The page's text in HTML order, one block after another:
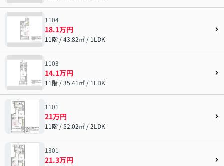
1104
18.1万円
11階 / 43.82㎡ / 1LDK
1103
14.1万円
11階 / 35.41㎡ / 1LDK
1101
21万円
11階 / 52.02㎡ / 2LDK
1301
21.3万円